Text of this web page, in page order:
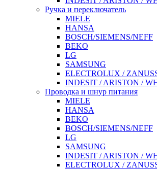
Ручка и переключатель
MIELE
HANSA
BOSCH/SIEMENS/NEFF
BEKO
LG
SAMSUNG
ELECTROLUX /
INDESIT / ARISTON /
Проводка и шнур питания
MIELE
HANSA
BEKO
BOSCH/SIEMENS/NEFF
LG
SAMSUNG
INDESIT / ARISTON /
ELECTROLUX /